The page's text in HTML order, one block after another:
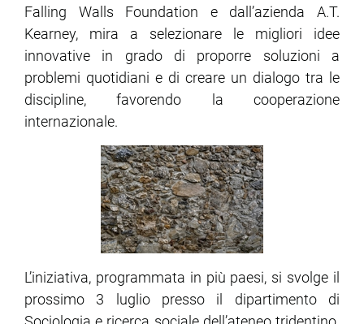
Falling Walls Foundation e dall’azienda A.T.
Kearney, mira a selezionare le migliori idee
innovative in grado di proporre soluzioni a
problemi quotidiani e di creare un dialogo tra le
discipline, favorendo la cooperazione
internazionale.
L’iniziativa, programmata in più paesi, si svolge il
prossimo 3 luglio presso il dipartimento di